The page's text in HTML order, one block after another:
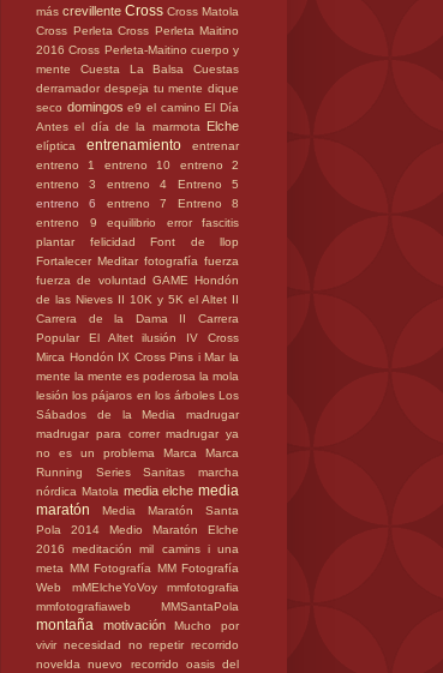
más crevillente Cross Cross Matola
Cross Perleta Cross Perleta Maitino
2016 Cross Perleta-Maitino cuerpo y
mente
Cuesta La Balsa
Cuestas
derramador despeja tu mente dique
seco domingos e9 el camino El Día
Antes el día de la marmota Elche
elíptica entrenamiento
entrenar
entreno 1
entreno 10
entreno 2
entreno 3
entreno 4
Entreno 5
entreno 6
entreno 7
Entreno 8
entreno 9
equilibrio error
fascitis
plantar
felicidad
Font de llop
Fortalecer Meditar fotografía fuerza
fuerza de voluntad GAME Hondón
de las Nieves II 10K y 5K el Altet II
Carrera de la Dama
II Carrera
Popular El Altet
ilusión
IV Cross
Mirca Hondón IX Cross Pins i Mar la
mente la mente es poderosa la mola
lesión los pájaros en los árboles Los
Sábados de la Media
madrugar
madrugar para correr madrugar ya
no es un problema
Marca
Marca
Running Series Sanitas
marcha
nórdica Matola media elche media
maratón
Media Maratón Santa
Pola 2014
Medio Maratón Elche
2016
meditación
mil camins i una
meta MM Fotografía MM Fotografía
Web
mMElcheYoVoy
mmfotografia
mmfotografiaweb
MMSantaPola
montaña motivación
Mucho por
vivir necesidad
no repetir recorrido
novelda
nuevo recorrido
oasis del